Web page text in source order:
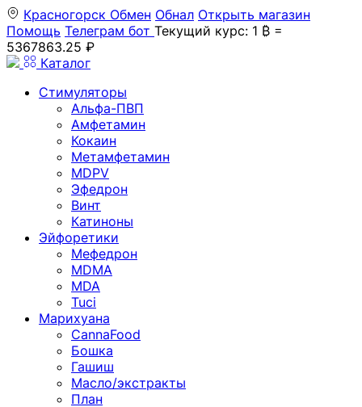
Красногорск Обмен Обнал Открыть магазин
Помощь Телеграм бот Текущий курс: 1 ₿ =
5367863.25 ₽
Каталог
Стимуляторы
Альфа-ПВП
Амфетамин
Кокаин
Метамфетамин
MDPV
Эфедрон
Винт
Катиноны
Эйфоретики
Мефедрон
MDMA
MDA
Tuci
Марихуана
CannaFood
Бошка
Гашиш
Масло/экстракты
План